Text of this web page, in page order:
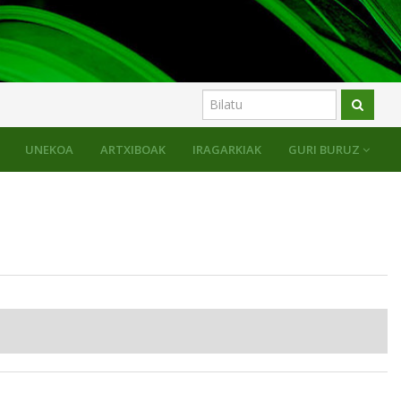
UNEKOA ARTXIBOAK IRAGARKIAK GURI BURUZ